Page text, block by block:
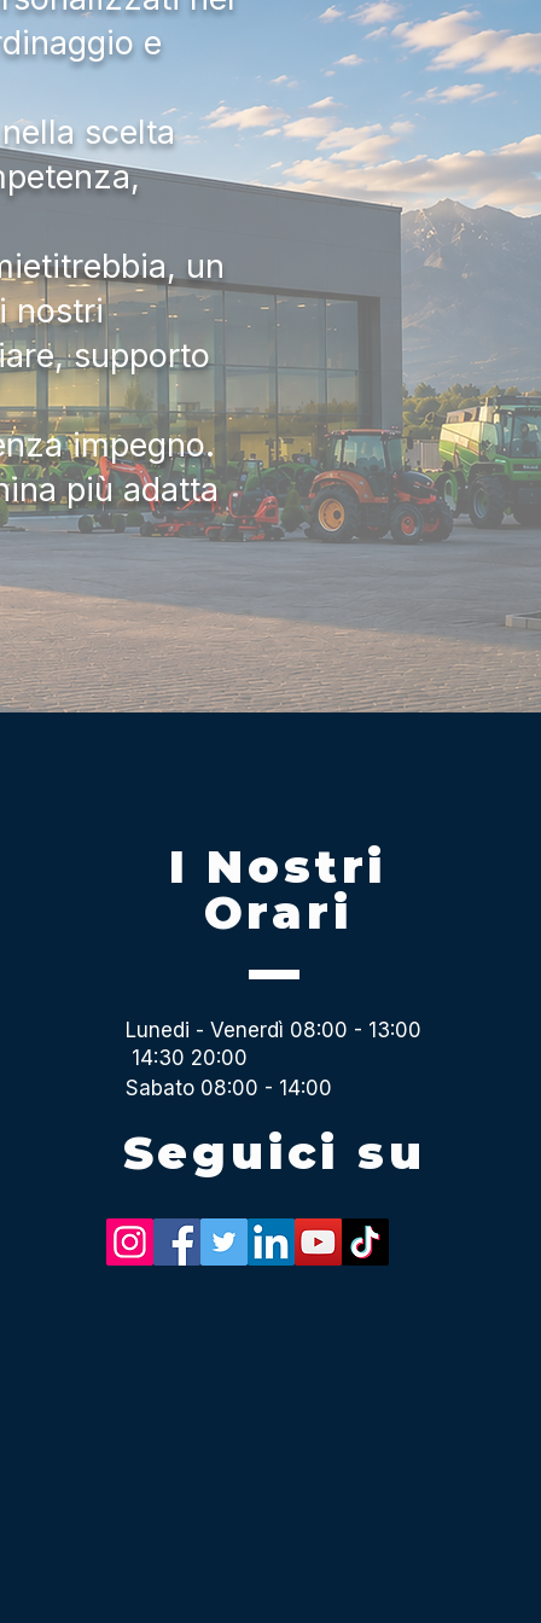
e
scelta
un
nostri
supporto
impegno.
più adatta
I Nostri
Orari
Lunedi - Venerdì 08:00 - 13:00
14:30 20:00
Sabato 08:00 - 14:00
Seguici su